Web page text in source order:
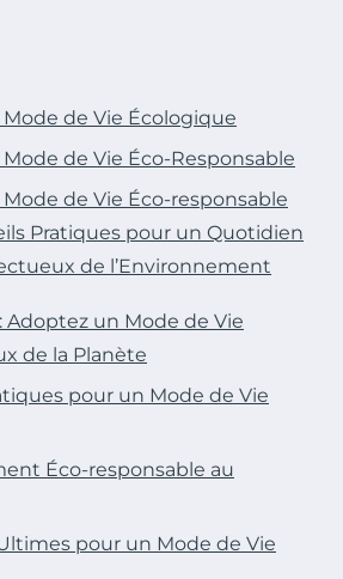
de Vie Écologique
de Vie Éco-Responsable
de Vie Éco-responsable
Pratiques pour un Quotidien
de l’Environnement
Adoptez un Mode de Vie
de la Planète
pour un Mode de Vie
Éco-responsable au
pour un Mode de Vie